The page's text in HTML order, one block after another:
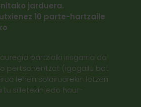
jarduera.
10 parte-hartzaile
partzialki irisgarria da
pertsonentzat (igogailu bat
lehen solairuarekin lotzen
silletekin edo haur-